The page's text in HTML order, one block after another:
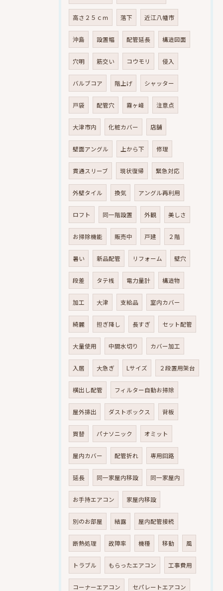
高さ２５ｃｍ 落下 近江八幡市
沖島 設置幅 配管延長 構造図面
穴明 筋交い コウモリ 侵入
バルブコア 階上げ シャッター
戸袋 配管穴 霧ヶ峰 注意点
大津市内 化粧カバー 店舗
壁面アングル 上から下 修理
貫通スリーブ 現状復帰 緊急対応
外壁タイル 換気 アングル再利用
ロフト 同一階設置 外観 美しさ
お掃除機能 販売中 戸建 ２階
暑い 新品配管 リフォーム 壁穴
段差 タテ桟 電力量計 構造物
加工 大津 支給品 室内カバー
綺麗 担ぎ降し 長すぎ セット配管
大量使用 中間水切り カバー加工
入居 大急ぎ Lサイズ ２段置用架台
横出し配管 フィルター自動お掃除
屋外排出 ダストボックス 背板
買替 パナソニック オミット
屋内カバー 配管折れ 専用回路
延長 同一家屋内移設 同一家屋内
お手持エアコン 家屋内移設
別のお部屋 結露 屋内配管接続
断熱処理 故障率 機種 移動 風
トラブル もらったエアコン 工事費用
コーナーエアコン セパレートエアコン